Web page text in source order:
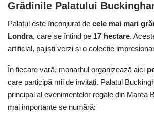
Grădinile Palatului
Palatul este înconjurat de cele mai mari
Londra, care se întind pe 17 hectare.
artificial, pajiști verzi și o colecție
În fiecare vară, monarhul organizează aici
care participă mii de invitați. Palatul
principal al evenimentelor regale din Marea
mai importante se numără: